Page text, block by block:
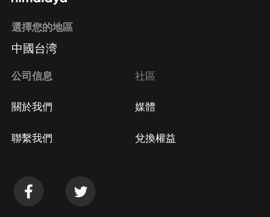
選擇您的地區
中國台湾
公司信息
關於我們
聯繫我們
社區
媒體
兌換權益